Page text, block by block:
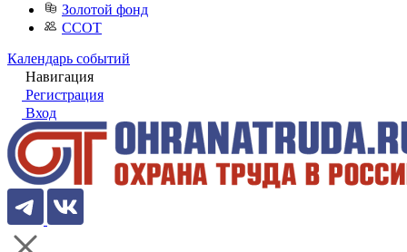
Золотой фонд
ССОТ
Календарь событий
Навигация
Регистрация
Вход